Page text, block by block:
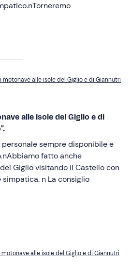
motonave alle isole del Giglio e di Giannutri
alle isole del Giglio e di
personale sempre disponibile e
fatto anche
Giglio visitando il Castello con
n La consiglio
alle isole del Giglio e di Giannutri